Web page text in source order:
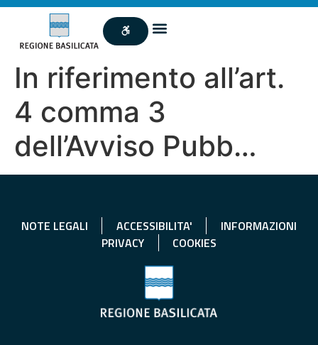
In riferimento all’art.
4 comma 3
dell’Avviso Pubb…
NOTE LEGALI ACCESSIBILITA'
INFORMAZIONI
PRIVACY
COOKIES